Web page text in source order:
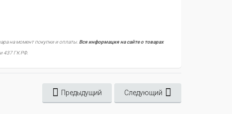
на момент покупки и оплаты.Вся информация на сайте о товарах
437 ГК РФ.
Предыдущий Следующий